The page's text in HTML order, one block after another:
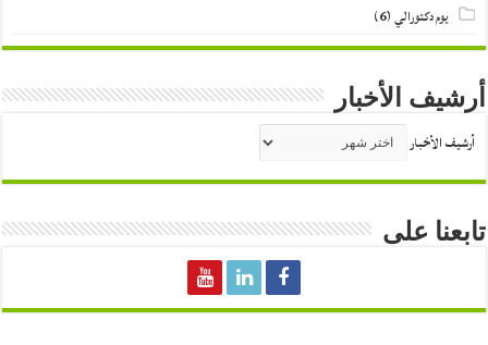
يوم دكتورالي(6)
أرشيف الأخبار
أرشيف الأخبار
تابعنا على